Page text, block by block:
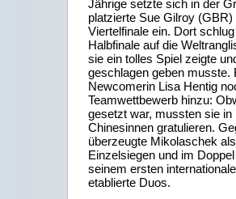
Jährige setzte sich in der
platzierte Sue Gilroy
Viertelfinale ein. Dort
Halbfinale auf die
sie ein tolles Spiel zeigte
geschlagen geben musste.
Newcomerin Lisa Hentig
Teamwettbewerb hinzu:
gesetzt war, mussten sie in
Chinesinnen gratulieren.
überzeugte Mikolaschek
Einzelsiegen und im
seinem ersten
etablierte Duos.